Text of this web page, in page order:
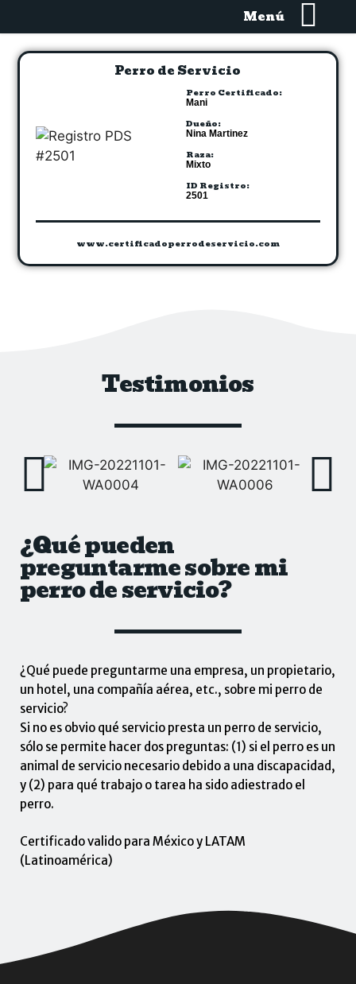
Menú
Perro de Servicio
Perro Certificado:
Mani
Dueño:
Nina Martinez
Raza:
Mixto
ID Registro:
2501
www.certificadoperrodeservicio.com
Testimonios
¿Qué pueden
preguntarme sobre mi
perro de servicio?
¿Qué puede preguntarme una empresa, un propietario,
un hotel, una compañía aérea, etc., sobre mi perro de
servicio?
Si no es obvio qué servicio presta un perro de servicio,
sólo se permite hacer dos preguntas: (1) si el perro es un
animal de servicio necesario debido a una discapacidad,
y (2) para qué trabajo o tarea ha sido adiestrado el
perro.
Certificado valido para México y LATAM
(Latinoamérica)